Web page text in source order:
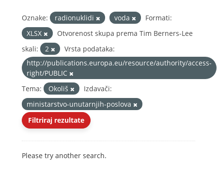
Oznake: radionuklidi voda
Formati:
XLSX
Otvorenost skupa prema Tim Berners-Lee
skali:
2
Vrsta podataka:
http://publications.europa.eu/resource/authority/access-
right/PUBLIC
Tema:
Okoliš
Izdavači:
ministarstvo-unutarnjih-poslova
Filtriraj rezultate
Please try another search.